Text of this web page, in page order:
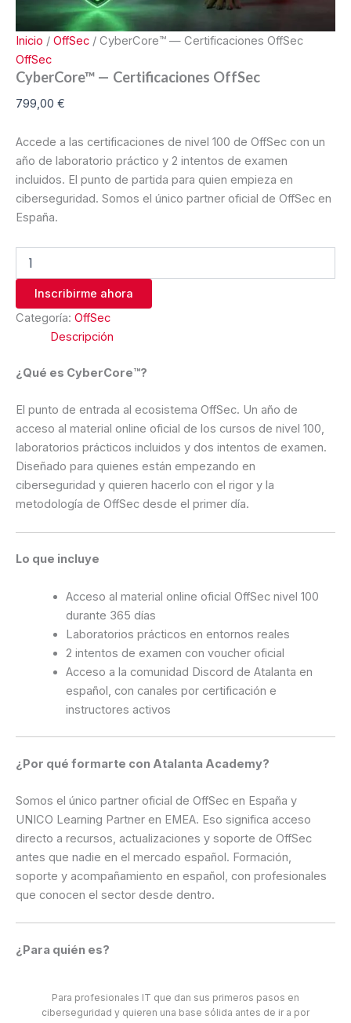
Inicio / OffSec / CyberCore™ — Certificaciones OffSec
OffSec
CyberCore™ — Certificaciones OffSec
799,00 €
Accede a las certificaciones de nivel 100 de OffSec con un
año de laboratorio práctico y 2 intentos de examen
incluidos. El punto de partida para quien empieza en
ciberseguridad. Somos el único partner oficial de OffSec en
España.
Inscribirme ahora
Categoría: OffSec
Descripción
¿Qué es CyberCore™?
El punto de entrada al ecosistema OffSec. Un año de
acceso al material online oficial de los cursos de nivel 100,
laboratorios prácticos incluidos y dos intentos de examen.
Diseñado para quienes están empezando en
ciberseguridad y quieren hacerlo con el rigor y la
metodología de OffSec desde el primer día.
Lo que incluye
Acceso al material online oficial OffSec nivel 100
durante 365 días
Laboratorios prácticos en entornos reales
2 intentos de examen con voucher oficial
Acceso a la comunidad Discord de Atalanta en
español, con canales por certificación e
instructores activos
¿Por qué formarte con Atalanta Academy?
Somos el único partner oficial de OffSec en España y
UNICO Learning Partner en EMEA. Eso significa acceso
directo a recursos, actualizaciones y soporte de OffSec
antes que nadie en el mercado español. Formación,
soporte y acompañamiento en español, con profesionales
que conocen el sector desde dentro.
¿Para quién es?
Para profesionales IT que dan sus primeros pasos en
ciberseguridad y quieren una base sólida antes de ir a por